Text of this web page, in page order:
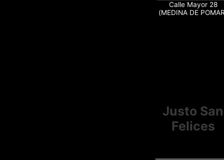
Calle Mayor 28
(MEDINA DE
Justo San
Felices